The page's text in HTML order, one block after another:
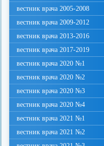
вестник врача 2005-2008
вестник врача 2009-2012
вестник врача 2013-2016
вестник врача 2017-2019
вестник врача 2020 №1
вестник врача 2020 №2
вестник врача 2020 №3
вестник врача 2020 №4
вестник врача 2021 №1
вестник врача 2021 №2